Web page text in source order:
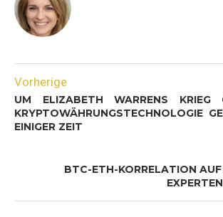
Vorherige
UM ELIZABETH WARRENS KRIEG
KRYPTOWÄHRUNGSTECHNOLOGIE
EINIGER ZEIT
BTC-ETH-KORRELATION